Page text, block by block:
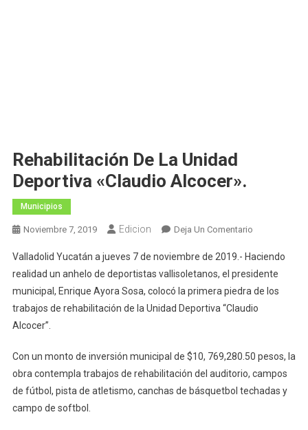
Rehabilitación De La Unidad
Deportiva «Claudio Alcocer».
Municipios
Noviembre 7, 2019 Edicion Deja Un ComentarioEn
De
La
Unidad
Deportiva
Valladolid Yucatán a jueves 7 de noviembre de 2019.- Haciendo
realidad un anhelo de deportistas vallisoletanos, el presidente
municipal, Enrique Ayora Sosa, colocó la primera piedra de los
trabajos de rehabilitación de la Unidad Deportiva “Claudio
Alcocer”.
Con un monto de inversión municipal de $10, 769,280.50 pesos, la
obra contempla trabajos de rehabilitación del auditorio, campos
de fútbol, pista de atletismo, canchas de básquetbol techadas y
campo de softbol.